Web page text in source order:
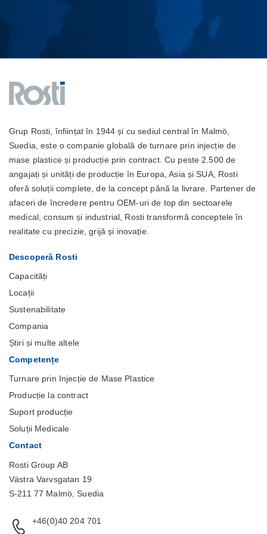
Grup Rosti, înființat în 1944 și cu sediul central în Malmö,
Suedia, este o companie globală de turnare prin injecție de
mase plastice și producție prin contract. Cu peste 2.500 de
angajați și unități de producție în Europa, Asia și SUA, Rosti
oferă soluții complete, de la concept până la livrare. Partener de
afaceri de încredere pentru OEM-uri de top din sectoarele
medical, consum și industrial, Rosti transformă conceptele în
realitate cu precizie, grijă și inovație.
Descoperă Rosti
Capacități
Locații
Sustenabilitate
Compania
Știri și multe altele
Competențe
Turnare prin Injecție de Mase Plastice
Producție la contract
Suport producție
Soluții Medicale
Contact
Rosti Group AB
Västra Varvsgatan 19
S-211 77 Malmö, Suedia
+46(0)40 204 701